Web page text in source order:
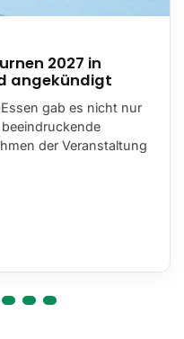
2027 in
angekündigt
gab es nicht nur
der Veranstaltung